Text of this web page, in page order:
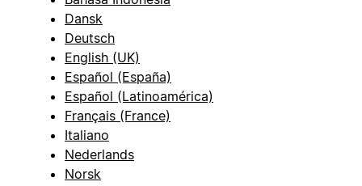
Dansk
Deutsch
English (UK)
Español (España)
Español (Latinoamérica)
Français (France)
Italiano
Nederlands
Norsk